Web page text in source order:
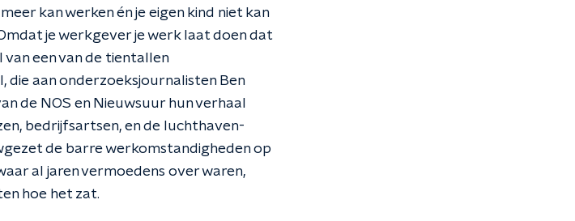
kan werken én je eigen kind niet kan
je werkgever je werk laat doen dat
een van de tientallen
die aan onderzoeksjournalisten Ben
de NOS en Nieuwsuur hun verhaal
bedrijfsartsen, en de luchthaven-
de barre werkomstandigheden op
al jaren vermoedens over waren,
hoe het zat.